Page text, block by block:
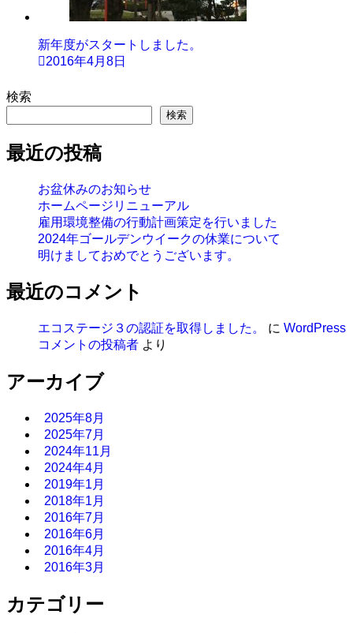
新年度がスタートしました。
2016年4月8日
検索
検索
最近の投稿
お盆休みのお知らせ
ホームページリニューアル
雇用環境整備の行動計画策定を行いました
2024年ゴールデンウイークの休業について
明けましておめでとうございます。
最近のコメント
エコステージ３の認証を取得しました。 に WordPress
コメントの投稿者 より
アーカイブ
2025年8月
2025年7月
2024年11月
2024年4月
2019年1月
2018年1月
2016年7月
2016年6月
2016年4月
2016年3月
カテゴリー